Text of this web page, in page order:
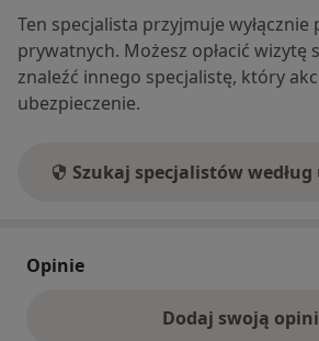
Ten specjalista przyjmuje wyłącznie
prywatnych. Możesz opłacić wizytę
znaleźć innego specjalistę, który
ubezpieczenie.
Szukaj specjalistów według
Opinie
Dodaj swoją